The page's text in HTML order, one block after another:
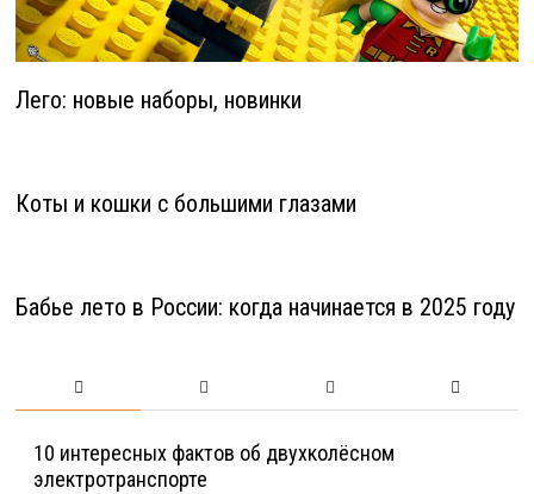
Лего: новые наборы, новинки
Коты и кошки с большими глазами
Бабье лето в России: когда начинается в 2025 году
10 интересных фактов об двухколёсном
электротранспорте